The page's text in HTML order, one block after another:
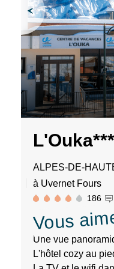
L'Ouka***
ALPES-DE-
à Uvernet Fours
186
Vous
Une vue
L'hôtel cozy au
séjours
conseils
pratiques
pour
bien
préparer
vos
prochaines
vacances.
Votre
adresse